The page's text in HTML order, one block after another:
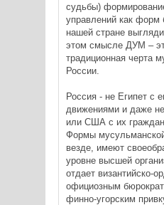
судьбы)
управлений как форм
нашей стране
этом смысле ДУМ –
традиционная черта
России.
Россия - не Египет с
движениями и даже
или США с их
Формы
везде, имеют
уровне высшей
отдает византийско-
официозным
финно-угорским